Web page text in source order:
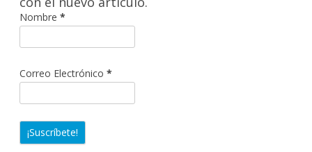
Nombre *
Correo Electrónico *